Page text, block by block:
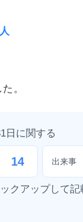
。
日に関する
14 出来事
クアップして記